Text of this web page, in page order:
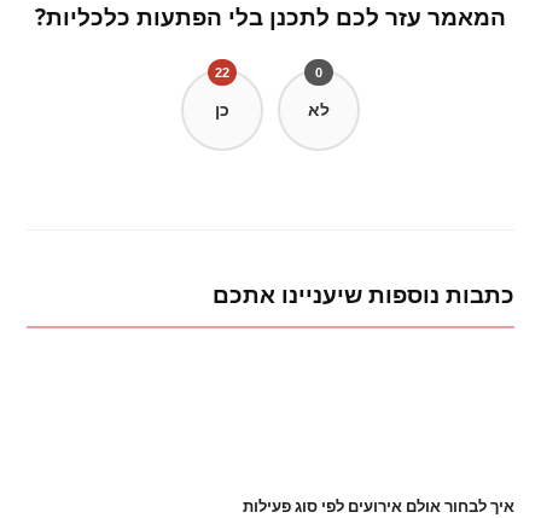
המאמר עזר לכם לתכנן בלי הפתעות כלכליות?
0
לא
22
כן
כתבות נוספות שיעניינו אתכם
איך לבחור אולם אירועים לפי סוג פעילות